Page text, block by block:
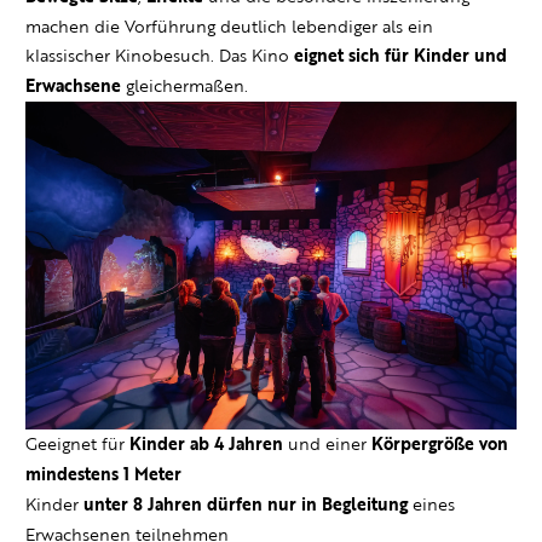
machen die Vorführung deutlich lebendiger als ein
klassischer Kinobesuch. Das Kino eignet sich für Kinder und
Erwachsene gleichermaßen.
Geeignet für Kinder ab 4 Jahren und einer Körpergröße von
mindestens 1 Meter
Kinder unter 8 Jahren dürfen nur in Begleitungeines
Erwachsenen teilnehmen